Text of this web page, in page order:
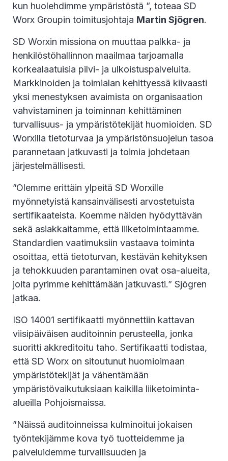
kun huolehdimme ympäristöstä ”, toteaa SD
Worx Groupin toimitusjohtaja Martin Sjögren.
SD Worxin missiona on muuttaa palkka- ja
henkilöstöhallinnon maailmaa tarjoamalla
korkealaatuisia pilvi- ja ulkoistuspalveluita.
Markkinoiden ja toimialan kehittyessä kiivaasti
yksi menestyksen avaimista on organisaation
vahvistaminen ja toiminnan kehittäminen
turvallisuus- ja ympäristötekijät huomioiden. SD
Worxilla tietoturvaa ja ympäristönsuojelun tasoa
parannetaan jatkuvasti ja toimia johdetaan
järjestelmällisesti.
”Olemme erittäin ylpeitä SD Worxille
myönnetyistä kansainvälisesti arvostetuista
sertifikaateista. Koemme näiden hyödyttävän
sekä asiakkaitamme, että liiketoimintaamme.
Standardien vaatimuksiin vastaava toiminta
osoittaa, että tietoturvan, kestävän kehityksen
ja tehokkuuden parantaminen ovat osa-alueita,
joita pyrimme kehittämään jatkuvasti.” Sjögren
jatkaa.
ISO 14001 sertifikaatti myönnettiin kattavan
viisipäiväisen auditoinnin perusteella, jonka
suoritti akkreditoitu taho. Sertifikaatti todistaa,
että SD Worx on sitoutunut huomioimaan
ympäristötekijät ja vähentämään
ympäristövaikutuksiaan kaikilla liiketoiminta-
alueilla Pohjoismaissa.
”Näissä auditoinneissa kulminoitui jokaisen
työntekijämme kova työ tuotteidemme ja
palveluidemme turvallisuuden ja